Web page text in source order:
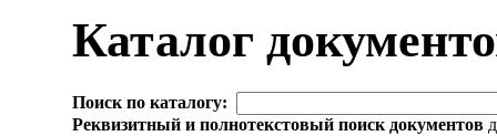
Каталог
Поиск по каталогу:
Реквизитный и полнотекстовый поиск документов